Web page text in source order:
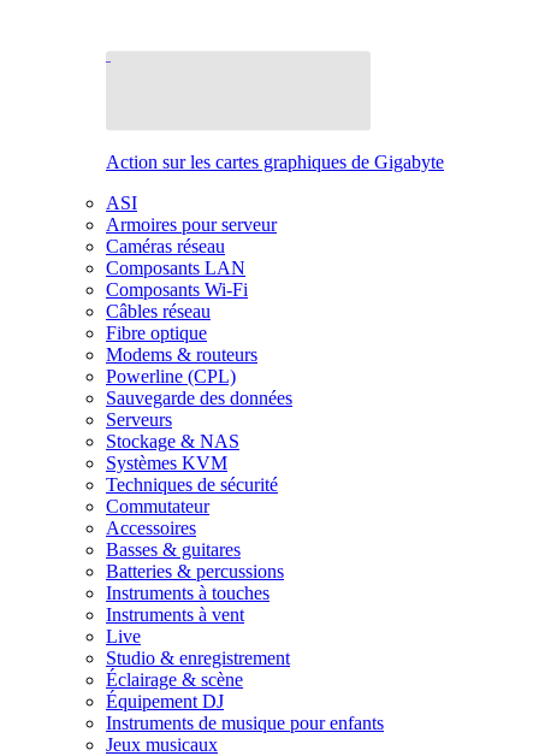
Action sur les cartes graphiques de Gigabyte
ASI
Armoires pour serveur
Caméras réseau
Composants LAN
Composants Wi-Fi
Câbles réseau
Fibre optique
Modems & routeurs
Powerline (CPL)
Sauvegarde des données
Serveurs
Stockage & NAS
Systèmes KVM
Techniques de sécurité
Commutateur
Accessoires
Basses & guitares
Batteries & percussions
Instruments à touches
Instruments à vent
Live
Studio & enregistrement
Éclairage & scène
Équipement DJ
Instruments de musique pour enfants
Jeux musicaux